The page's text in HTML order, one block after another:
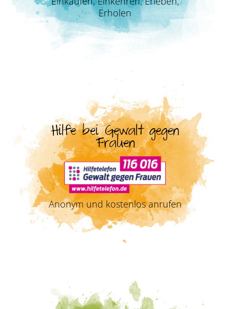
Erholen
Hilfe bei Gewalt gegen
Frauen
Anonym und kostenlos anrufen